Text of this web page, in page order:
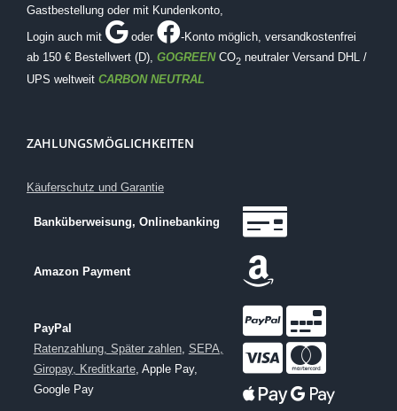
Gastbestellung oder mit Kundenkonto,
Login auch mit
oder -Konto möglich , versandkostenfrei
ab 150 € Bestellwert (D), GOGREENCO2 neutraler Versand DHL /
UPS weltweit CARBON NEUTRAL
ZAHLUNGSMÖGLICHKEITEN
Käuferschutz und Garantie
Banküberweisung, Onlinebanking
Amazon Payment
PayPal
Ratenzahlung, Später zahlen, SEPA,
Giropay, Kreditkarte, Apple Pay,
Google Pay